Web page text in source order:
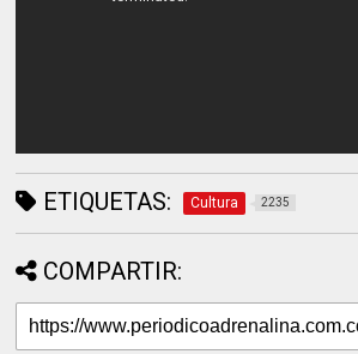
ETIQUETAS: Cultura 2235
COMPARTIR: